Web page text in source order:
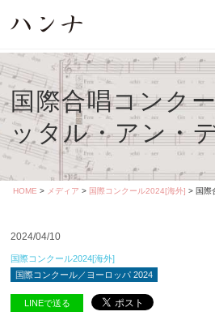
国際合唱コンク
ッタル・アン・
HOME > メディア > 国際コンクール2024[海外] > 国際
2024/04/10
国際コンクール2024[海外]
国際コンクール／ヨーロッパ 2024
LINEで送る